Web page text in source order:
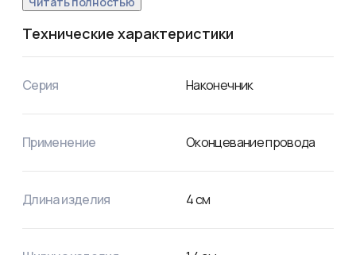
наконечник;
М — Медь — материал, из которого изготовлен
Л — Луженый — покрытие;
6 — диаметр контактного стержня, мм;
Технические характеристики
Серия Наконечник
Применение Оконцевание провода
Длина изделия 4см